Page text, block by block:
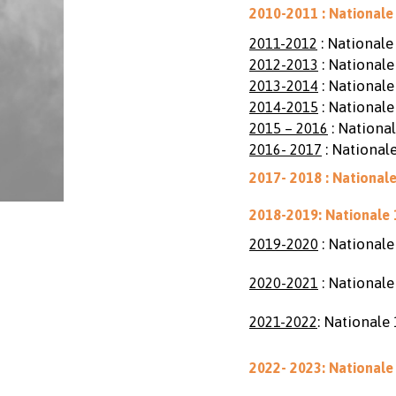
2010-2011 :
2011-2012 :
2012-2013 :
2013-2014 :
2014-2015 :
2015 – 2016 :
2016- 2017 :
2017- 2018 :
2018-2019: Nationale
2019-2020 :
2020-2021 :
2021-2022: Nationale
2022- 2023: